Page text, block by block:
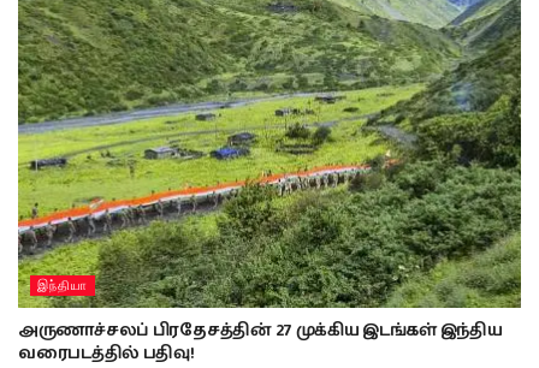
இந்தியா
அருணாச்சலப் பிரதேசத்தின் 27 முக்கிய இடங்கள் இந்திய
வரைபடத்தில் பதிவு!